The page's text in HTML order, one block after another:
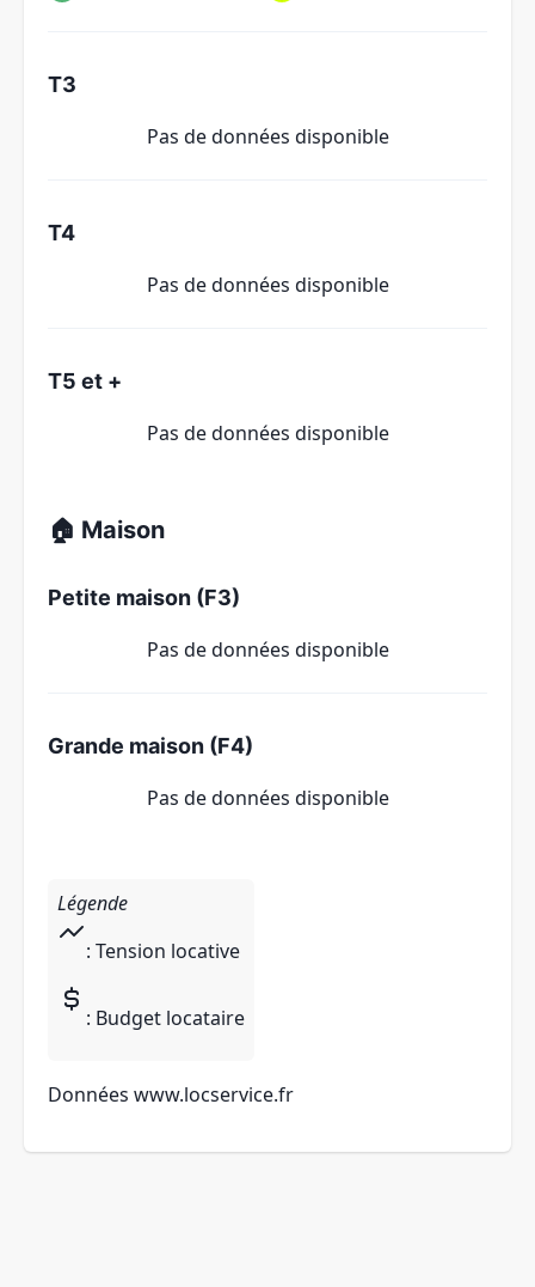
T3
Pas de données disponible
T4
Pas de données disponible
T5 et +
Pas de données disponible
🏠 Maison
Petite maison (F3)
Pas de données disponible
Grande maison (F4)
Pas de données disponible
Légende
: Tension locative
: Budget locataire
Données www.locservice.fr